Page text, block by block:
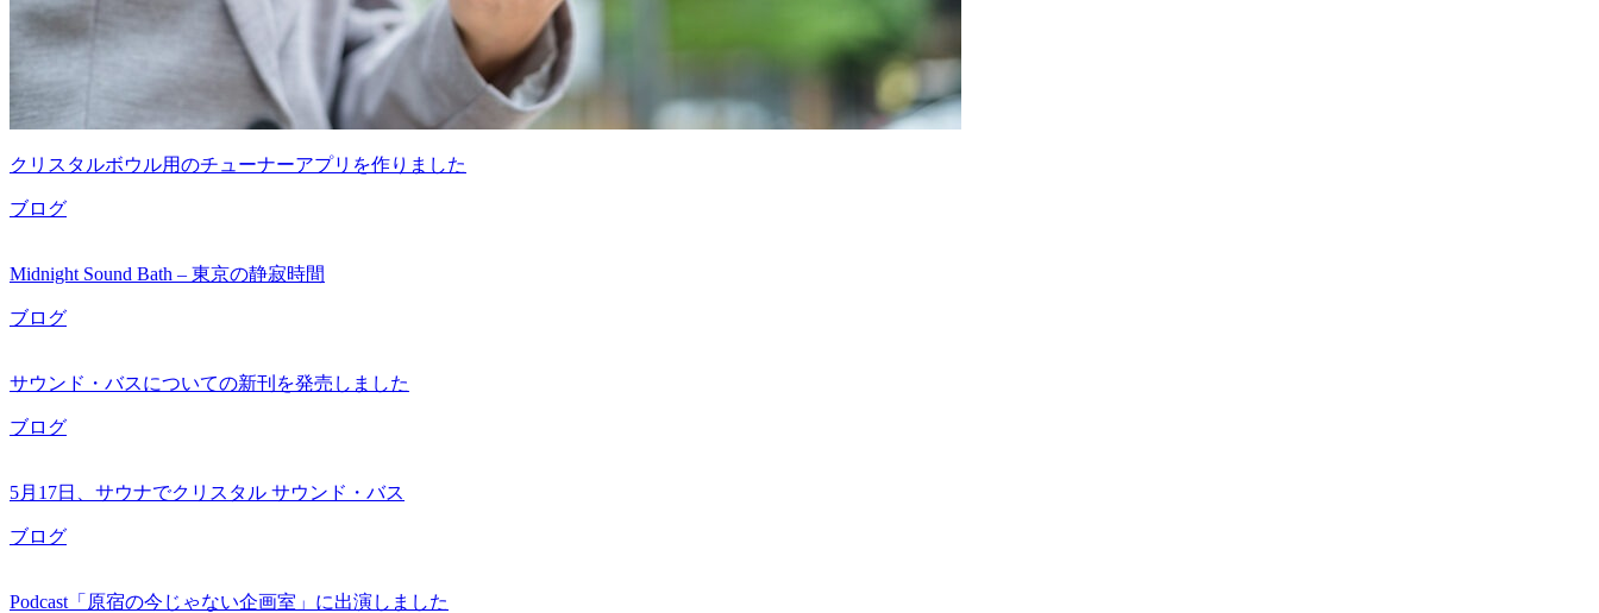
クリスタルボウル用のチューナーアプリを作りました
ブログ
Midnight Sound Bath – 東京の静寂時間
ブログ
サウンド・バスについての新刊を発売しました
ブログ
5月17日、サウナでクリスタル サウンド・バス
ブログ
Podcast「原宿の今じゃない企画室」に出演しました